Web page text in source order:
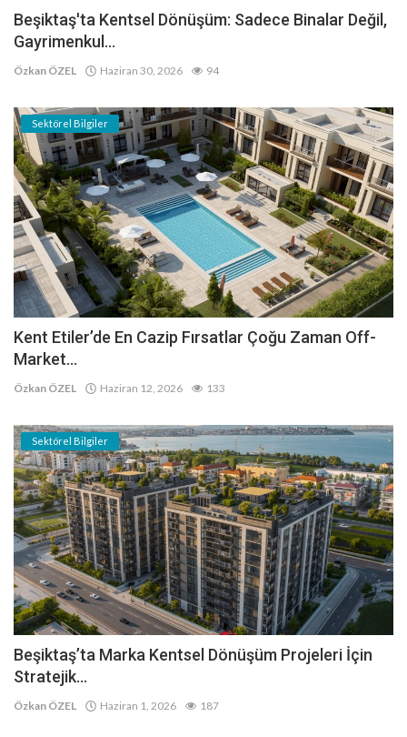
Beşiktaş'ta Kentsel Dönüşüm: Sadece Binalar Değil,
Gayrimenkul...
Özkan ÖZEL Haziran 30, 2026 94
Sektörel Bilgiler
Kent Etiler’de En Cazip Fırsatlar Çoğu Zaman Off-
Market...
Özkan ÖZEL Haziran 12, 2026 133
Sektörel Bilgiler
Beşiktaş’ta Marka Kentsel Dönüşüm Projeleri İçin
Stratejik...
Özkan ÖZEL Haziran 1, 2026 187